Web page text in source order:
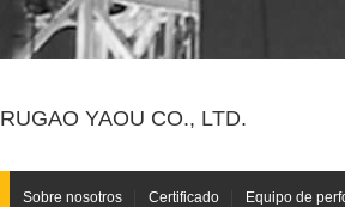
RUGAO YAOU CO., LTD.
Sobre nosotros Certificado Equipo de